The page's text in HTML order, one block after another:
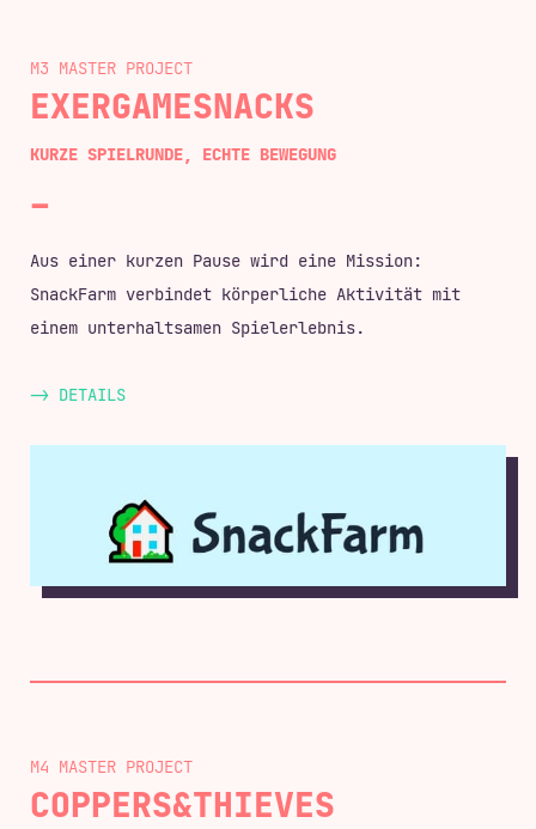
M3 MASTER
EXERGAMESNACKS
KURZE SPIELRUNDE, ECHTE BEWEGUNG
Aus einer kurzen Pause wird eine Mission:
SnackFarm verbindet körperliche Aktivität mit
einem unterhaltsamen Spielerlebnis.
-> DETAILS
M4 MASTER
COPPERS&THIEVES